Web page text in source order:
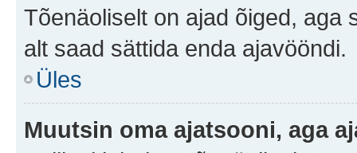
Tõenäoliselt on ajad õiged, aga
alt saad sättida enda ajavööndi.
Üles
Muutsin oma ajatsooni, aga